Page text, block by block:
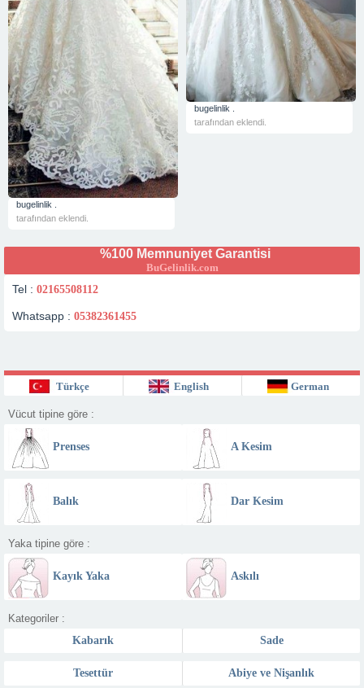
bugelinlik .
tarafından eklendi.
bugelinlik .
tarafından eklendi.
%100 Memnuniyet Garantisi
BuGelinlik.com
Tel : 02165508112
Whatsapp : 05382361455
Türkçe English German
Vücut tipine göre :
Prenses A Kesim
Balık Dar Kesim
Yaka tipine göre :
Kayık Yaka Askılı
Kategoriler :
Kabarık
Sade
Tesettür Abiye ve Nişanlık